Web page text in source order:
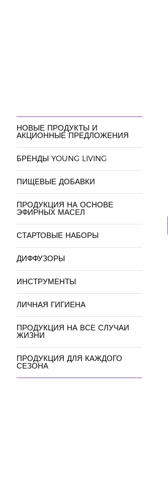
НОВЫЕ ПРОДУКТЫ И
АКЦИОННЫЕ ПРЕДЛОЖЕНИЯ
БРЕНДЫ YOUNG LIVING
ПИЩЕВЫЕ ДОБАВКИ
ПРОДУКЦИЯ НА ОСНОВЕ
ЭФИРНЫХ МАСЕЛ
СТАРТОВЫЕ НАБОРЫ
ДИФФУЗОРЫ
ИНСТРУМЕНТЫ
ЛИЧНАЯ ГИГИЕНА
ПРОДУКЦИЯ НА ВСЕ СЛУЧАИ
ЖИЗНИ
ПРОДУКЦИЯ ДЛЯ КАЖДОГО
СЕЗОНА